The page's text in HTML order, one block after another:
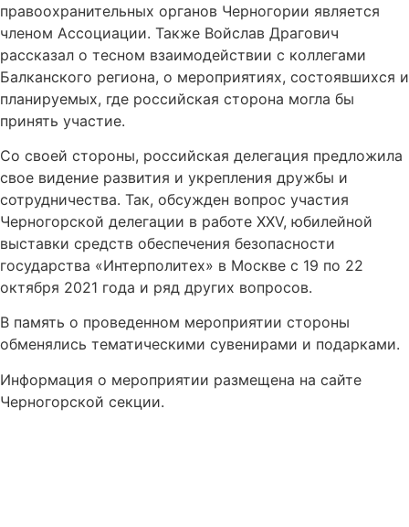
правоохранительных органов Черногории является
членом Ассоциации. Также Войслав Драгович
рассказал о тесном взаимодействии с коллегами
Балканского региона, о мероприятиях, состоявшихся и
планируемых, где российская сторона могла бы
принять участие.
Со своей стороны, российская делегация предложила
свое видение развития и укрепления дружбы и
сотрудничества. Так, обсужден вопрос участия
Черногорской делегации в работе ХХV, юбилейной
выставки средств обеспечения безопасности
государства «Интерполитех» в Москве с 19 по 22
октября 2021 года и ряд других вопросов.
В память о проведенном мероприятии стороны
обменялись тематическими сувенирами и подарками.
Информация о мероприятии размещена на сайте
Черногорской секции.